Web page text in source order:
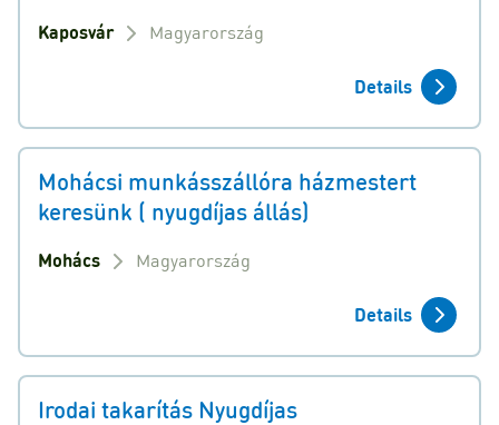
Kaposvár Magyarország
Details
Mohácsi munkásszállóra házmestert
keresünk ( nyugdíjas állás)
Mohács Magyarország
Details
Irodai takarítás Nyugdíjas